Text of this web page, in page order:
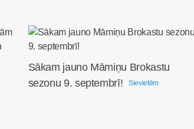
Sākam jauno Māmiņu Brokastu
sezonu 9. septembrī!
Sievietēm